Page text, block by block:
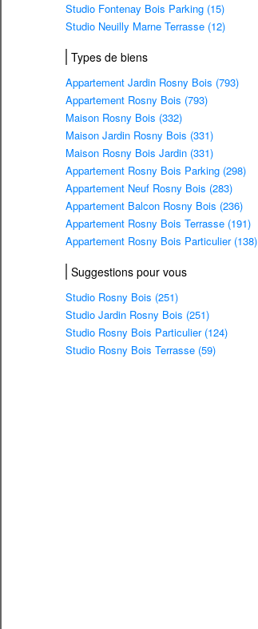
Studio Fontenay Bois Parking (15)
Studio Neuilly Marne Terrasse (12)
Types de biens
Appartement Jardin Rosny Bois (793)
Appartement Rosny Bois (793)
Maison Rosny Bois (332)
Maison Jardin Rosny Bois (331)
Maison Rosny Bois Jardin (331)
Appartement Rosny Bois Parking (298)
Appartement Neuf Rosny Bois (283)
Appartement Balcon Rosny Bois (236)
Appartement Rosny Bois Terrasse (191)
Appartement Rosny Bois Particulier (138)
Suggestions pour vous
Studio Rosny Bois (251)
Studio Jardin Rosny Bois (251)
Studio Rosny Bois Particulier (124)
Studio Rosny Bois Terrasse (59)